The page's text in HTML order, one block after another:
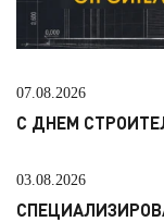
07.08.2026
С ДНЕМ
03.08.2026